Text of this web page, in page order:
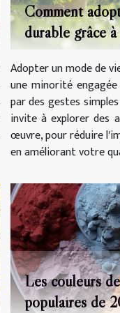
Comment
durable grâce à
quotidiennes
Adopter un mode de
une minorité
par des gestes
invite à explorer des
œuvre, pour réduire
en améliorant votre
Les couleurs
populaires de